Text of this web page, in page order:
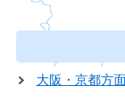
大阪・京都方